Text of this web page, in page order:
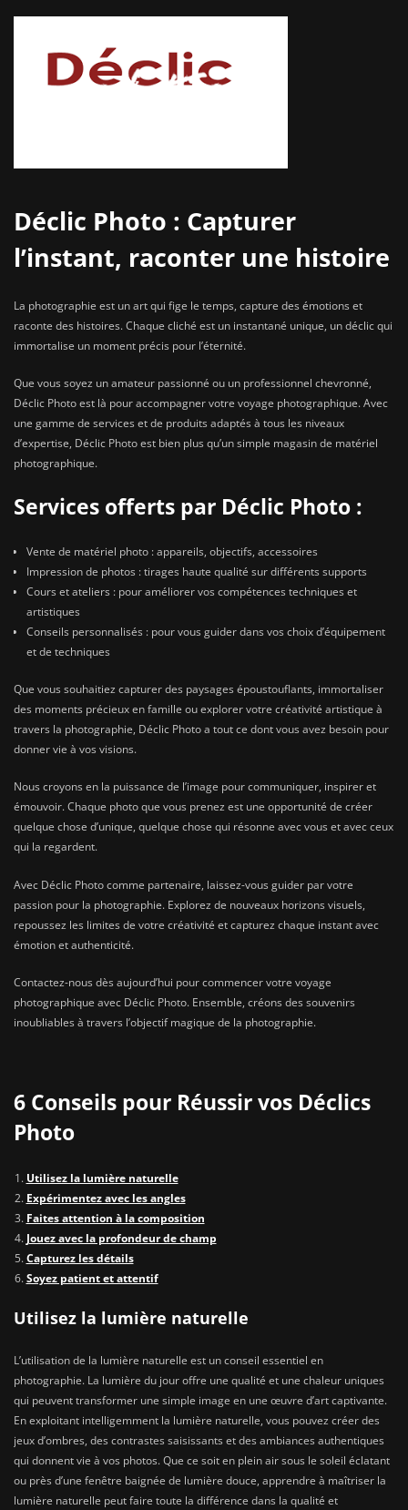
Déclic Photo : Capturer
l’instant, raconter une histoire
La photographie est un art qui fige le temps, capture des émotions et
raconte des histoires. Chaque cliché est un instantané unique, un déclic qui
immortalise un moment précis pour l’éternité.
Que vous soyez un amateur passionné ou un professionnel chevronné,
Déclic Photo est là pour accompagner votre voyage photographique. Avec
une gamme de services et de produits adaptés à tous les niveaux
d’expertise, Déclic Photo est bien plus qu’un simple magasin de matériel
photographique.
Services offerts par Déclic Photo :
Vente de matériel photo : appareils, objectifs, accessoires
Impression de photos : tirages haute qualité sur différents supports
Cours et ateliers : pour améliorer vos compétences techniques et
artistiques
Conseils personnalisés : pour vous guider dans vos choix d’équipement
et de techniques
Que vous souhaitiez capturer des paysages époustouflants, immortaliser
des moments précieux en famille ou explorer votre créativité artistique à
travers la photographie, Déclic Photo a tout ce dont vous avez besoin pour
donner vie à vos visions.
Nous croyons en la puissance de l’image pour communiquer, inspirer et
émouvoir. Chaque photo que vous prenez est une opportunité de créer
quelque chose d’unique, quelque chose qui résonne avec vous et avec ceux
qui la regardent.
Avec Déclic Photo comme partenaire, laissez-vous guider par votre
passion pour la photographie. Explorez de nouveaux horizons visuels,
repoussez les limites de votre créativité et capturez chaque instant avec
émotion et authenticité.
Contactez-nous dès aujourd’hui pour commencer votre voyage
photographique avec Déclic Photo. Ensemble, créons des souvenirs
inoubliables à travers l’objectif magique de la photographie.
6 Conseils pour Réussir vos Déclics
Photo
Utilisez la lumière naturelle
Expérimentez avec les angles
Faites attention à la composition
Jouez avec la profondeur de champ
Capturez les détails
Soyez patient et attentif
Utilisez la lumière naturelle
L’utilisation de la lumière naturelle est un conseil essentiel en
photographie. La lumière du jour offre une qualité et une chaleur uniques
qui peuvent transformer une simple image en une œuvre d’art captivante.
En exploitant intelligemment la lumière naturelle, vous pouvez créer des
jeux d’ombres, des contrastes saisissants et des ambiances authentiques
qui donnent vie à vos photos. Que ce soit en plein air sous le soleil éclatant
ou près d’une fenêtre baignée de lumière douce, apprendre à maîtriser la
lumière naturelle peut faire toute la différence dans la qualité et